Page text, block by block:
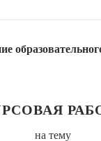
на тему